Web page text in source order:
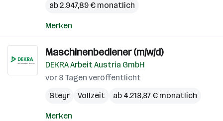
ab 2.947,89 € monatlich
Merken
Maschinenbediener (m/w/d)
DEKRA Arbeit Austria GmbH
vor 3 Tagen veröffentlicht
Steyr
Vollzeit ab 4.213,37 € monatlich
Merken